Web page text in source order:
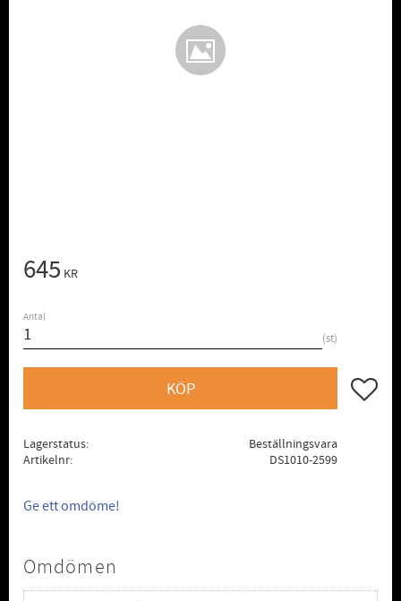
645 KR
Antal
st
KÖP Lägg
Lagerstatus
Beställningsvara
Artikelnr
DS1010-2599
Ge ett omdöme!
Omdömen